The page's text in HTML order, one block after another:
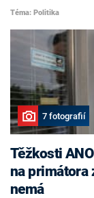
Téma: Politika
7 fotografií
Těžkosti
na primátora
nemá